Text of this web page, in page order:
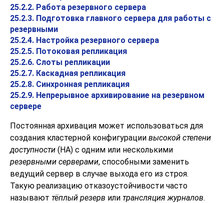
25.2.2. Работа резервного сервера
25.2.3. Подготовка главного сервера для работы с
резервными
25.2.4. Настройка резервного сервера
25.2.5. Потоковая репликация
25.2.6. Слоты репликации
25.2.7. Каскадная репликация
25.2.8. Синхронная репликация
25.2.9. Непрерывное архивирование на резервном
сервере
Постоянная архивация может использоваться для
создания кластерной конфигурации высокой степени
доступности (HA) с одним или несколькими
резервными серверами, способными заменить
ведущий сервер в случае выхода его из строя.
Такую реализацию отказоустойчивости часто
называют тёплый резерв или трансляция журналов.